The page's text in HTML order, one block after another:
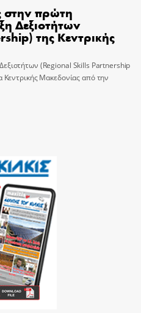
στην πρώτη
Δεξιοτήτων
της Κεντρικής
(Regional Skills Partnership
Κεντρικής Μακεδονίας από την